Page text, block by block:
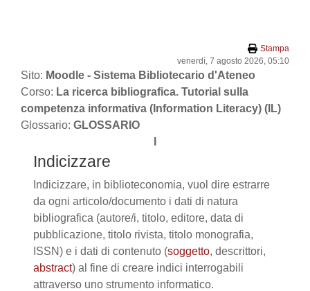
Stampa
venerdì, 7 agosto 2026, 05:10
Sito: Moodle - Sistema Bibliotecario d'Ateneo
Corso: La ricerca bibliografica. Tutorial sulla
competenza informativa (Information Literacy) (IL)
Glossario: GLOSSARIO
Indicizzare
Indicizzare, in biblioteconomia, vuol dire estrarre
da ogni articolo/documento i dati di natura
bibliografica (autore/i, titolo, editore, data di
pubblicazione, titolo rivista, titolo monografia,
ISSN) e i dati di contenuto (soggetto, descrittori,
abstract) al fine di creare indici interrogabili
attraverso uno strumento informatico.